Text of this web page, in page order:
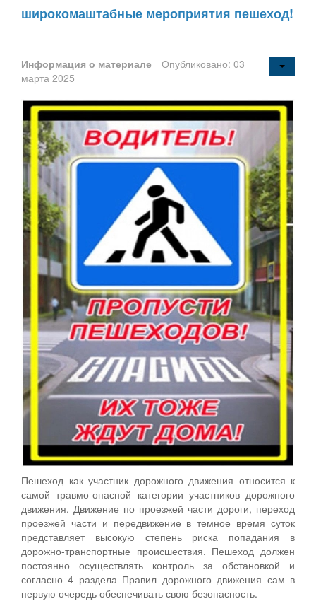
широкомаштабные мероприятия пешеход!
Информация о материале
Опубликовано: 03
марта 2025
Пешеход как участник дорожного движения относится к
самой травмо-опасной категории участников дорожного
движения. Движение по проезжей части дороги, переход
проезжей части и передвижение в темное время суток
представляет высокую степень риска попадания в
дорожно-транспортные происшествия. Пешеход должен
постоянно осуществлять контроль за обстановкой и
согласно 4 раздела Правил дорожного движения сам в
первую очередь обеспечивать свою безопасность.